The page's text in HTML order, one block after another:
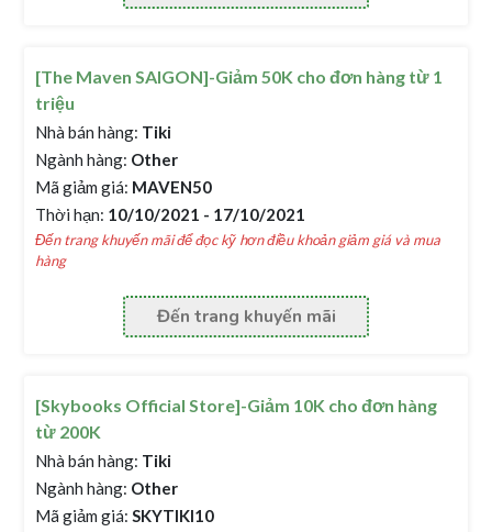
[The Maven SAIGON]-Giảm 50K cho đơn hàng từ 1
triệu
Nhà bán hàng: Tiki
Ngành hàng: Other
Mã giảm giá: MAVEN50
Thời hạn: 10/10/2021 - 17/10/2021
Đến trang khuyến mãi để đọc kỹ hơn điều khoản giảm giá và mua
hàng
Đến trang khuyến mãi
[Skybooks Official Store]-Giảm 10K cho đơn hàng
từ 200K
Nhà bán hàng: Tiki
Ngành hàng: Other
Mã giảm giá: SKYTIKI10